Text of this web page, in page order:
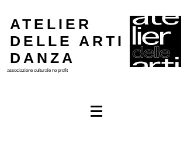
ATELIER
DELLE ARTI
DANZA
associazione culturale no profit